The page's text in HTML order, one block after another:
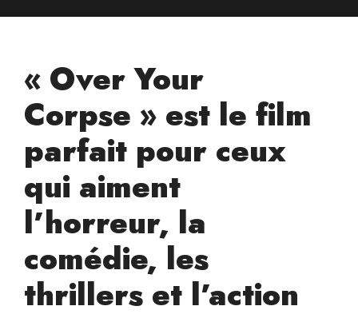
« Over Your
Corpse » est le film
parfait pour ceux
qui aiment
l’horreur, la
comédie, les
thrillers et l’action